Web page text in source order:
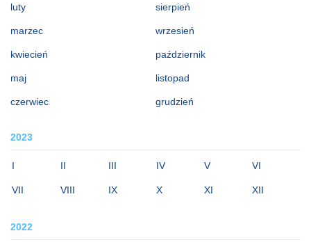
luty
marzec
kwiecień
maj
czerwiec
sierpień
wrzesień
październik
listopad
grudzień
2023
I II III IV V VI
VII VIII IX X XI XII
2022